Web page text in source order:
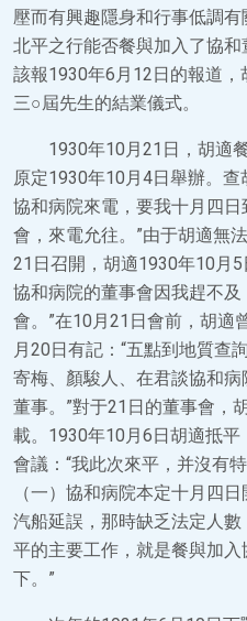
壓而有興趣隱身和行事低調
北平之行能否餐與加入了協
該報1930年6月12日的報道
三○屆先生的結業儀式。
1930年10月21日，胡適
原定1930年10月4日舉辦。
協和病院來電，要我十月四
會，來電允往。”由于胡適無
21日召開，胡適1930年10月5
協和病院的董事會因我趕不
會。”在10月21日會前，胡適
月20日有記：“五點到地質查
寄梅、顏駿人、在君談協和
董事。”對于21日的董事會，
載。1930年10月6日胡適抵
會議：“我此次來平，并沒有
（一）協和病院本定十月四
汽船延誤，那時缺乏法定人
平的主要工作，就是餐與加
下。”